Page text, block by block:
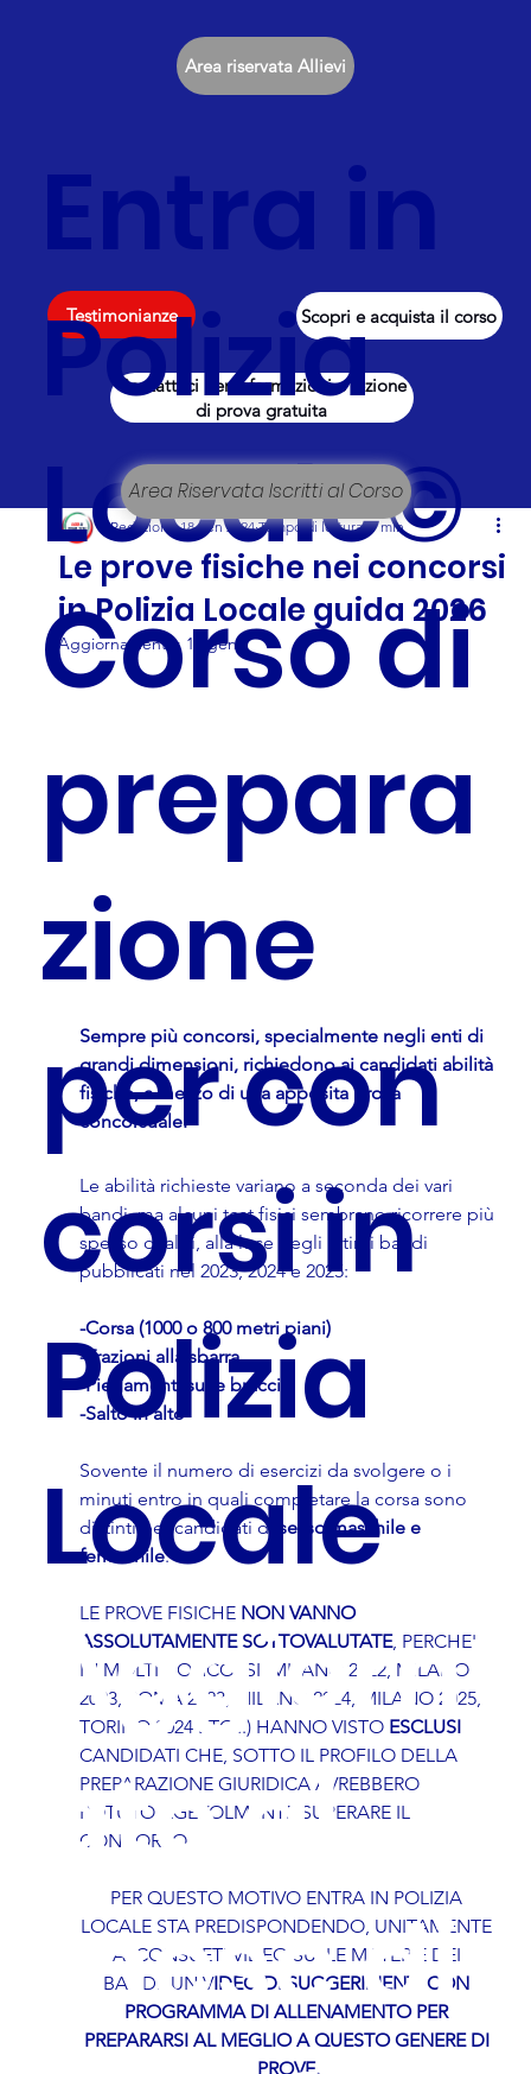
Contattaci per informazioni e lezione
di prova gratuita
Scopri e acquista il corso
Testimonianze
Entra in
Polizia
Locale©
Corso di
prepara
zione
per con
corsi in
Polizia
Locale
Aggiorn
ato al
mese di
Area riservata Allievi
Area Riservata Iscritti al Corso
Le prove fisiche nei concorsi
in Polizia Locale guida 2026
Redazione 18 gen 2024 Tempo di lettura: 1 min
Aggiornamento: 15 gen
Sempre più concorsi, specialmente negli enti di
grandi dimensioni, richiedono ai candidati abilità
fisiche, a mezzo di una apposita prova
concorsuale.
Le abilità richieste variano a seconda dei vari
bandi, ma alcuni test fisici sembrano ricorrere più
spesso di altri, alla luce degli ultimi bandi
pubblicati nel 2023, 2024 e 2025:
-Corsa (1000 o 800 metri piani)
-Trazioni alla sbarra
-Piegamenti sulle braccia
-Salto in alto
Sovente il numero di esercizi da svolgere o i
minuti entro in quali completare la corsa sono
distinti per candidati di
sesso maschile e
femminile.
LE PROVE FISICHE NON VANNO
ASSOLUTAMENTE SOTTOVALUTATE, PERCHE'
IN MOLTI CONCORSI (MILANO 2022, MILANO
2023, ROMA 2023, MILANO 2024, MILANO 2025,
TORINO 2024 ETC...) HANNO VISTO ESCLUSI
CANDIDATI CHE, SOTTO IL PROFILO DELLA
PREPARAZIONE GIURIDICA AVREBBERO
POTUTO AGEVOLMENTE SUPERARE IL
CONCORSO.
PER QUESTO MOTIVO ENTRA IN POLIZIA
LOCALE STA PREDISPONDENDO, UNITAMENTE
AI CONSUETI VIDEO SULLE MATERIE DEI
BANDI, UN VIDEO DI SUGGERIMENTI CON
PROGRAMMA DI ALLENAMENTO PER
PREPARARSI AL MEGLIO A QUESTO GENERE DI
PROVE.